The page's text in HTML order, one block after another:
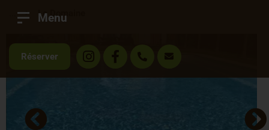
Menu
Réserver
Le Domaine